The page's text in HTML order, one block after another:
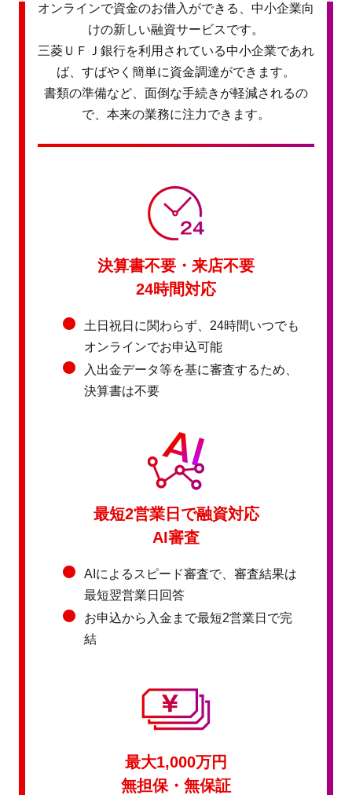
オンラインで資金のお借入ができる、中小企業向
けの新しい融資サービスです。
三菱ＵＦＪ銀行を利用されている中小企業であれ
ば、すばやく簡単に資金調達ができます。
書類の準備など、面倒な手続きが軽減されるの
で、本来の業務に注力できます。
決算書不要・来店不要
24時間対応
土日祝日に関わらず、24時間いつでも
オンラインでお申込可能
入出金データ等を基に審査するため、
決算書は不要
最短2営業日で融資対応
AI審査
AIによるスピード審査で、審査結果は
最短翌営業日回答
お申込から入金まで最短2営業日で完
結
最大1,000万円
無担保・無保証